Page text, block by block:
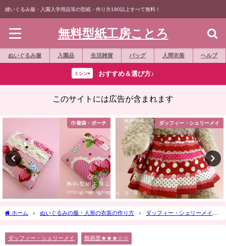
縫いぐるみ服・入園入学用品等の型紙・作り方190以上すべて無料！
無料型紙工房ことろ
ぬいぐるみ服 入園品 生活雑貨 バッグ 人間衣装 ヘルプ
ミシン⇨ おすすめ＆選び方♪
このサイトには広告が含まれます
巾着袋・ポーチ ダッフィー・シェリーメイ
ホーム ぬいぐるみの服・人形の衣装の作り方
ダッフィー・シェリーメイ
ダッフィー・シェリーメイ
難易度★★★☆☆